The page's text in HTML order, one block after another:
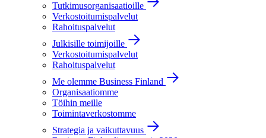
Tutkimusorganisaatioille
Verkostoitumispalvelut
Rahoituspalvelut
Julkisille toimijoille
Verkostoitumispalvelut
Rahoituspalvelut
Me olemme Business Finland
Organisaatiomme
Töihin meille
Toimintaverkostomme
Strategia ja vaikuttavuus